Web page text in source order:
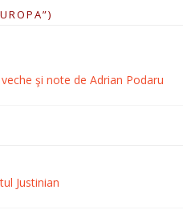
şi note de Adrian Podaru
Justinian